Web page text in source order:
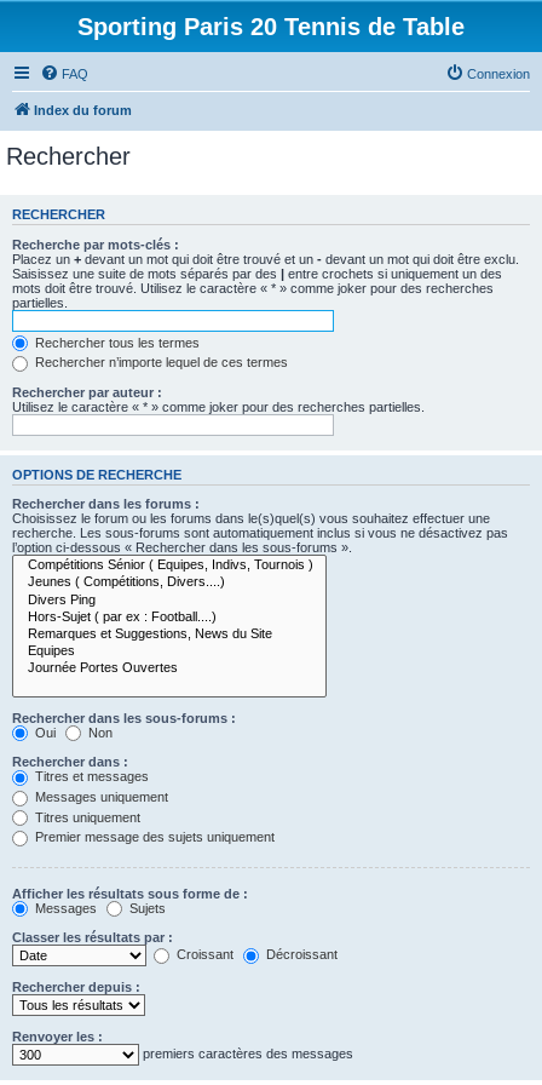
Sporting Paris 20 Tennis de Table
FAQ Connexion
Index du forum
Rechercher
RECHERCHER
Recherche par mots-clés :
Placez un + devant un mot qui doit être trouvé et un - devant un mot qui doit être exclu.
Saisissez une suite de mots séparés par des | entre crochets si uniquement un des
mots doit être trouvé. Utilisez le caractère « * » comme joker pour des recherches
partielles.
Rechercher tous les termes
Rechercher n’importe lequel de ces termes
Rechercher par auteur :
Utilisez le caractère « * » comme joker pour des recherches partielles.
OPTIONS DE RECHERCHE
Rechercher dans les forums :
Choisissez le forum ou les forums dans le(s)quel(s) vous souhaitez effectuer une
recherche. Les sous-forums sont automatiquement inclus si vous ne désactivez pas
l’option ci-dessous « Rechercher dans les sous-forums ».
Rechercher dans les sous-forums :
Oui
Non
Rechercher dans :
Titres et messages
Messages uniquement
Titres uniquement
Premier message des sujets uniquement
Afficher les résultats sous forme de :
Messages
Sujets
Classer les résultats par :
Croissant
Décroissant
Rechercher depuis :
Renvoyer les :
premiers caractères des messages